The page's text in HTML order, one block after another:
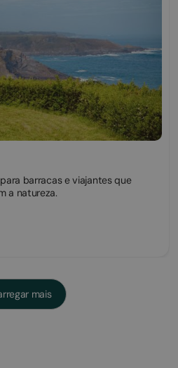
barracas e viajantes que
a natureza.
mais